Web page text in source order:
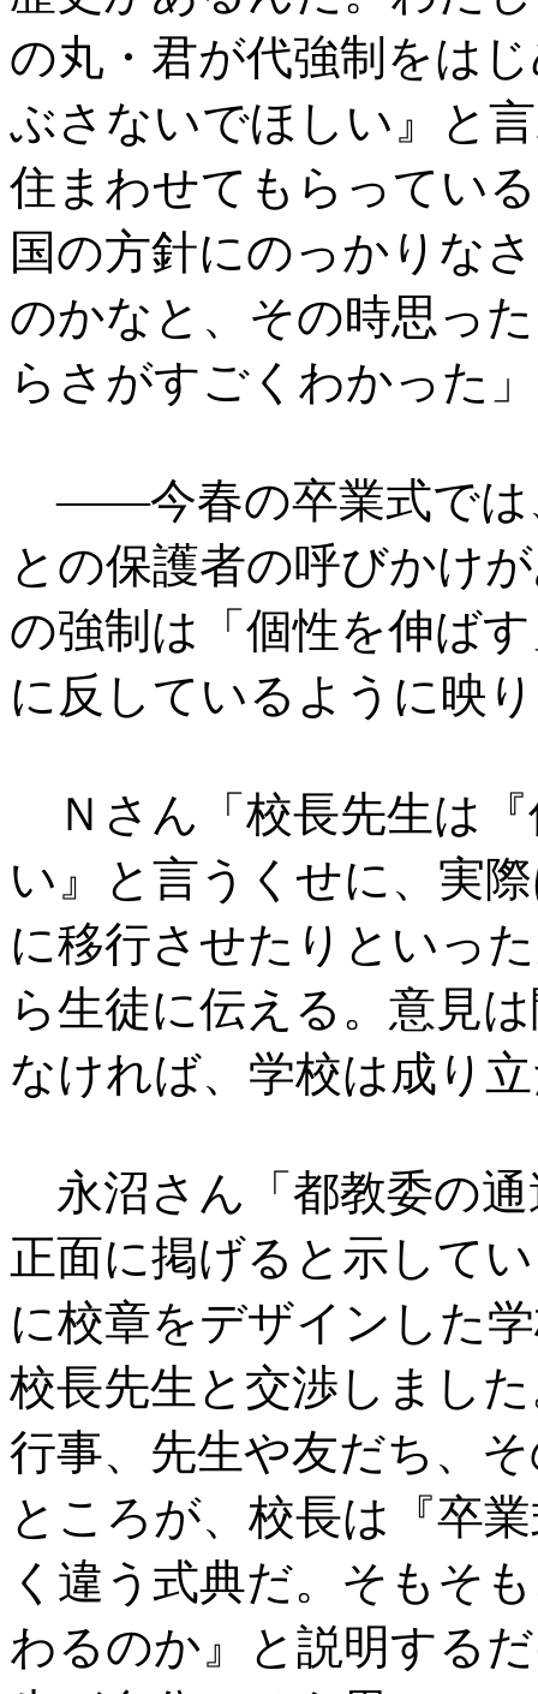
の丸・君が代強制をは
ぶさないでほしい』と
住まわせてもらってい
国の方針にのっかりな
のかなと、その時思っ
らさがすごくわかった」
――今春の卒業式では
との保護者の呼びかけ
の強制は「個性を伸ば
に反しているように映
Ｎさん「校長先生は
い』と言うくせに、実
に移行させたりといっ
ら生徒に伝える。意見
なければ、学校は成り
永沼さん「都教委の通
正面に掲げると示して
に校章をデザインした
校長先生と交渉しまし
行事、先生や友だち、
ところが、校長は『卒
く違う式典だ。そもそ
わるのか』と説明する